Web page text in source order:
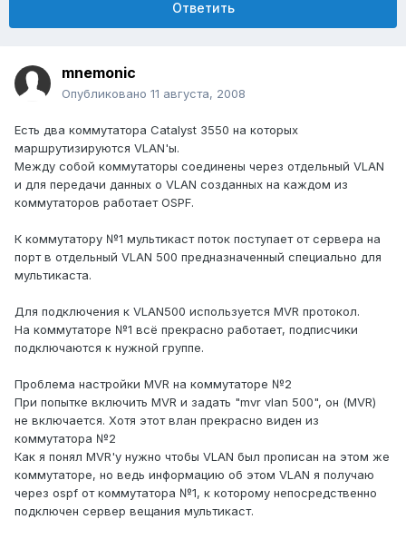
Ответить
mnemonic
Опубликовано 11 августа, 2008
Есть два коммутатора Catalyst 3550 на которых
маршрутизируются VLAN'ы.
Между собой коммутаторы соединены через отдельный VLAN
и для передачи данных о VLAN созданных на каждом из
коммутаторов работает OSPF.
К коммутатору №1 мультикаст поток поступает от сервера на
порт в отдельный VLAN 500 предназначенный специально для
мультикаста.
Для подключения к VLAN500 используется MVR протокол.
На коммутаторе №1 всё прекрасно работает, подписчики
подключаются к нужной группе.
Проблема настройки MVR на коммутаторе №2
При попытке включить MVR и задать "mvr vlan 500", он (MVR)
не включается. Хотя этот влан прекрасно виден из
коммутатора №2
Как я понял MVR'у нужно чтобы VLAN был прописан на этом же
коммутаторе, но ведь информацию об этом VLAN я получаю
через ospf от коммутатора №1, к которому непосредственно
подключен сервер вещания мультикаст.